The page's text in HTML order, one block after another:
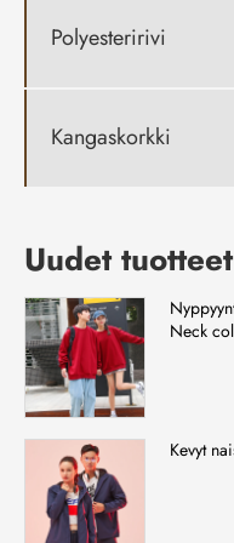
Polyesteririvi
Kangaskorkki
Uudet tuotteet
Neck
Kevyt